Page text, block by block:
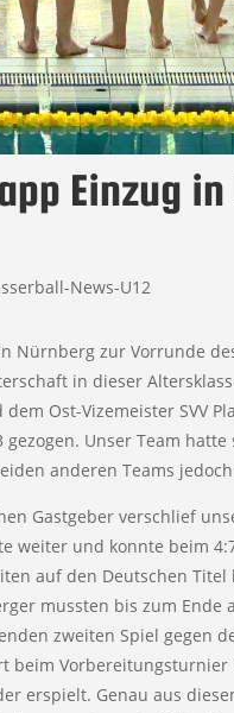
Einzug
News-U12
Nürnberg zur Vorrunde
in dieser
Ost-Vizemeister SVV
Unser Team
anderen Teams
Gastgeber verschlief
weiter und konnte beim
auf den Deutschen Titel
mussten bis zum Ende
zweiten Spiel gegen
beim Vorbereitungsturnier
erspielt. Genau aus